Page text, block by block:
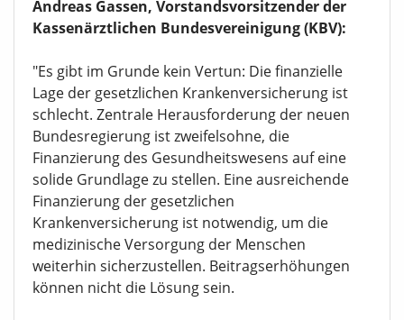
Andreas Gassen, Vorstandsvorsitzender der
Kassenärztlichen Bundesvereinigung (KBV):
"Es gibt im Grunde kein Vertun: Die finanzielle
Lage der gesetzlichen Krankenversicherung ist
schlecht. Zentrale Herausforderung der neuen
Bundesregierung ist zweifelsohne, die
Finanzierung des Gesundheitswesens auf eine
solide Grundlage zu stellen. Eine ausreichende
Finanzierung der gesetzlichen
Krankenversicherung ist notwendig, um die
medizinische Versorgung der Menschen
weiterhin sicherzustellen. Beitragserhöhungen
können nicht die Lösung sein.